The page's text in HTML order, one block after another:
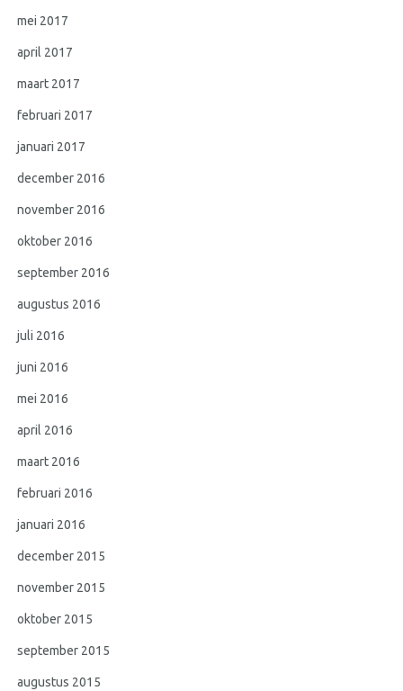
mei 2017
april 2017
maart 2017
februari 2017
januari 2017
december 2016
november 2016
oktober 2016
september 2016
augustus 2016
juli 2016
juni 2016
mei 2016
april 2016
maart 2016
februari 2016
januari 2016
december 2015
november 2015
oktober 2015
september 2015
augustus 2015